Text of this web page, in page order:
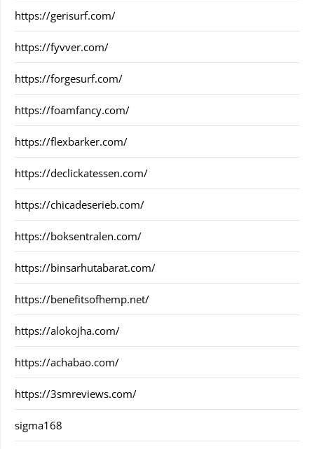
https://gerisurf.com/
https://fyvver.com/
https://forgesurf.com/
https://foamfancy.com/
https://flexbarker.com/
https://declickatessen.com/
https://chicadeserieb.com/
https://boksentralen.com/
https://binsarhutabarat.com/
https://benefitsofhemp.net/
https://alokojha.com/
https://achabao.com/
https://3smreviews.com/
sigma168